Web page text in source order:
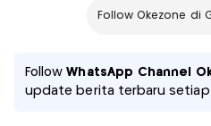
Follow Okezone di
FollowWhatsApp Channel
update berita terbaru setiap